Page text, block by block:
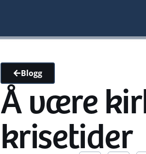
Blogg
Å være
krisetider